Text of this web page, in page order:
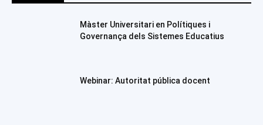
Màster Universitari en Polítiques i
Governança dels Sistemes Educatius
Webinar: Autoritat pública docent